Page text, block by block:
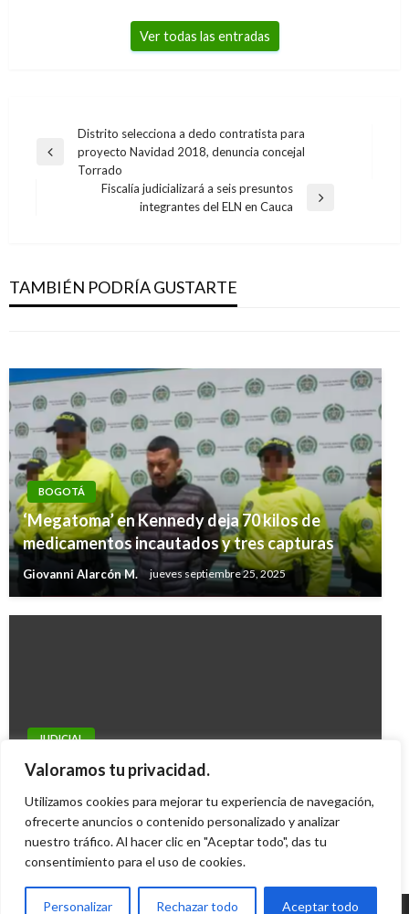
Valoramos tu privacidad.
Utilizamos cookies para mejorar tu experiencia de navegación,
ofrecerte anuncios o contenido personalizado y analizar
nuestro tráfico. Al hacer clic en "Aceptar todo", das tu
consentimiento para el uso de cookies.
Personalizar Rechazar todo Aceptar todo
Ver todas las entradas
Navegación
de
entradas
Entrada
Distrito selecciona a dedo contratista para
proyecto Navidad 2018, denuncia concejal
Torrado
Fiscalía judicializará a seis presuntos
integrantes del ELN en Cauca
TAMBIÉN PODRÍA GUSTARTE
Amazonas
Iván Briceño miércoles julio 31, 2019
organización criminal involucrada en
secuestros y hurtos
BOGOTÁ
‘Megatoma’ en Kennedy deja 70 kilos de
medicamentos incautados y tres capturas
Giovanni Alarcón M. jueves septiembre 25, 2025
JUDICIAL
Investigan causas de accidente que mató a
Iván Briceño jueves diciembre 27, 2012